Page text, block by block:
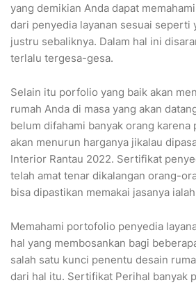
yang demikian Anda dapat
dari penyedia layanan sesuai seperti
justru sebaliknya. Dalam hal ini
terlalu tergesa-gesa.
Selain itu porfolio yang baik akan
rumah Anda di masa yang akan
belum difahami banyak orang karena
akan menurun harganya jikalau
Interior Rantau 2022. Sertifikat
telah amat tenar dikalangan orang-
bisa dipastikan memakai jasanya
Memahami portofolio penyedia
hal yang membosankan bagi
salah satu kunci penentu desain
dari hal itu. Sertifikat Perihal banyak